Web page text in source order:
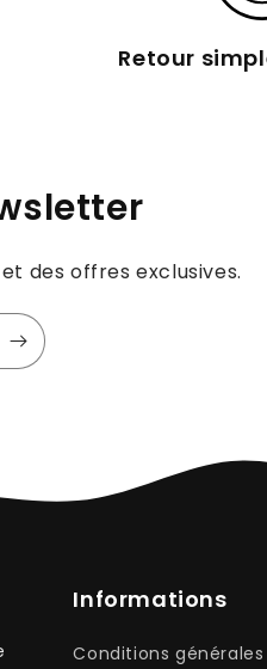
Retour
des offres exclusives.
Informations
Conditions